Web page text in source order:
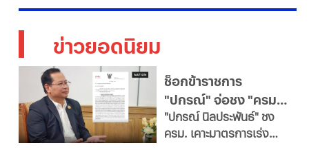
ข่าวยอดนิยม
ช็อกข้าราชการ
"ปกรณ์" จ่อชง "ครม."
รื้อใหญ่กำลังคนภาครัฐ
เช็ก 11 สายงานจะหาย
​"ปกรณ์ นิลประพันธ์" ชง
ครม. เคาะมาตรการเร่ง